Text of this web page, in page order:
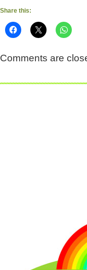
Share this:
Comments are